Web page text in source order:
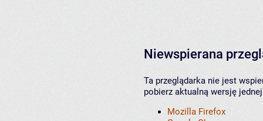
Niewspierana
Ta przeglądarka nie jest
pobierz aktualną wersję
Mozilla Firefox